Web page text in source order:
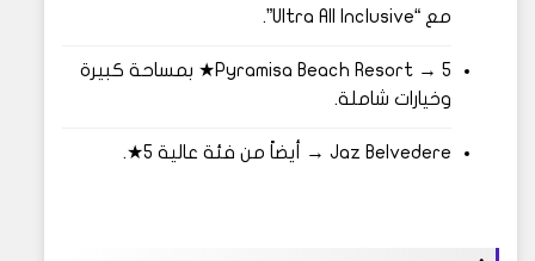
مع “Ultra All Inclusive”.
Pyramisa Beach Resort → 5★ بمساحة كبيرة
وخيارات شاملة.
Jaz Belvedere → أيضاً من فئة عالية 5★.